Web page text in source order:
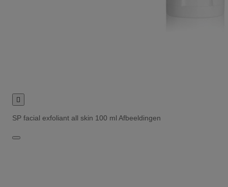

SP facial exfoliant all skin 100 ml Afbeeldingen